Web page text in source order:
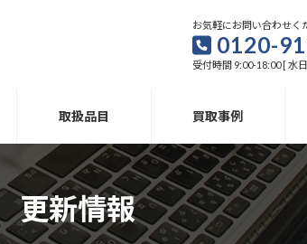
お気軽にお問い合わせく
0120-
受付時間 9:00-18:00 [ 水
取扱品目 買取事例
更新情報